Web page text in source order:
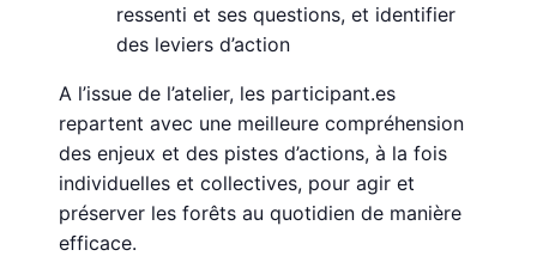
ressenti et ses questions, et identifier
des leviers d’action
A l’issue de l’atelier, les participant.es
repartent avec une meilleure compréhension
des enjeux et des pistes d’actions, à la fois
individuelles et collectives, pour agir et
préserver les forêts au quotidien de manière
efficace.